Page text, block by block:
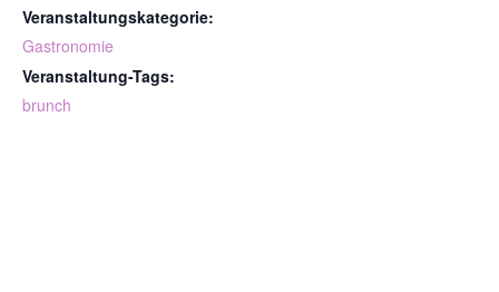
Veranstaltungskategorie:
Gastronomie
Veranstaltung-Tags:
brunch